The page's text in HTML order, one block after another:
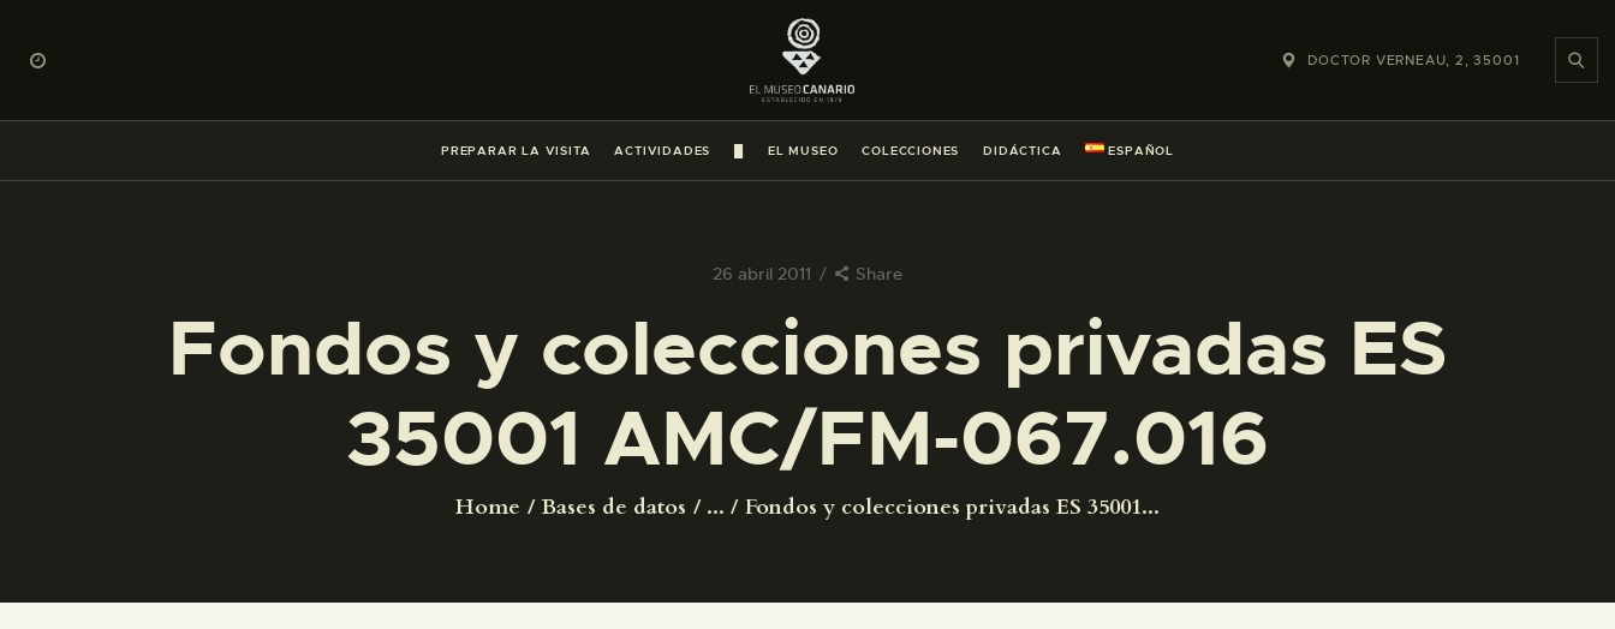
DOCTOR VERNEAU, 2, 35001
PREPARAR LA VISITA ACTIVIDADES EL MUSEO COLECCIONES DIDÁCTICA ESPAÑOL
26 abril 2011 Share
Fondos y colecciones privadas ES
35001 AMC/FM-067.016
Home Bases de datos ... Fondos y colecciones privadas ES 35001...
PREPARAR LA VISITA
ACTIVIDADES
█
COLECCIONES
DIDÁCTICA
ESPAÑOL